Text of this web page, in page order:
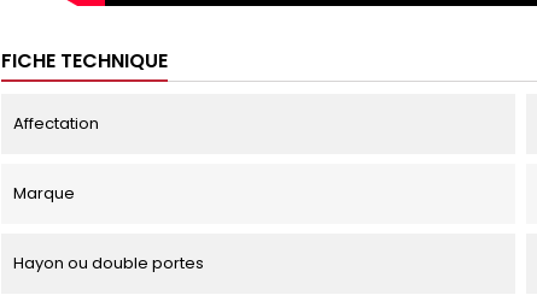
FICHE TECHNIQUE
Affectation
Marque
Hayon ou double portes